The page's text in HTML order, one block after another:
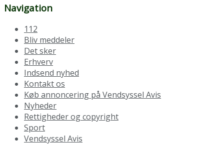
Navigation
112
Bliv meddeler
Det sker
Erhverv
Indsend nyhed
Kontakt os
Køb annoncering på Vendsyssel Avis
Nyheder
Rettigheder og copyright
Sport
Vendsyssel Avis